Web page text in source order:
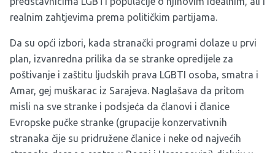
realnim zahtjevima prema političkim partijama.
Da su opći izbori, kada stranački programi dolaze u prvi
plan, izvanredna prilika da se stranke opredijele za
poštivanje i zaštitu ljudskih prava LGBTI osoba, smatra i
Amar, gej muškarac iz Sarajeva. Naglašava da pritom
misli na sve stranke i podsjeća da članovi i članice
Evropske pučke stranke (grupacije konzervativnih
stranaka čije su pridružene članice i neke od najvećih